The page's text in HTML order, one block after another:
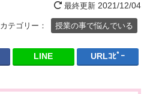
最終更新 2021/12/04
カテゴリー： 授業の事で悩んでいる
LINE URLｺﾋﾟｰ